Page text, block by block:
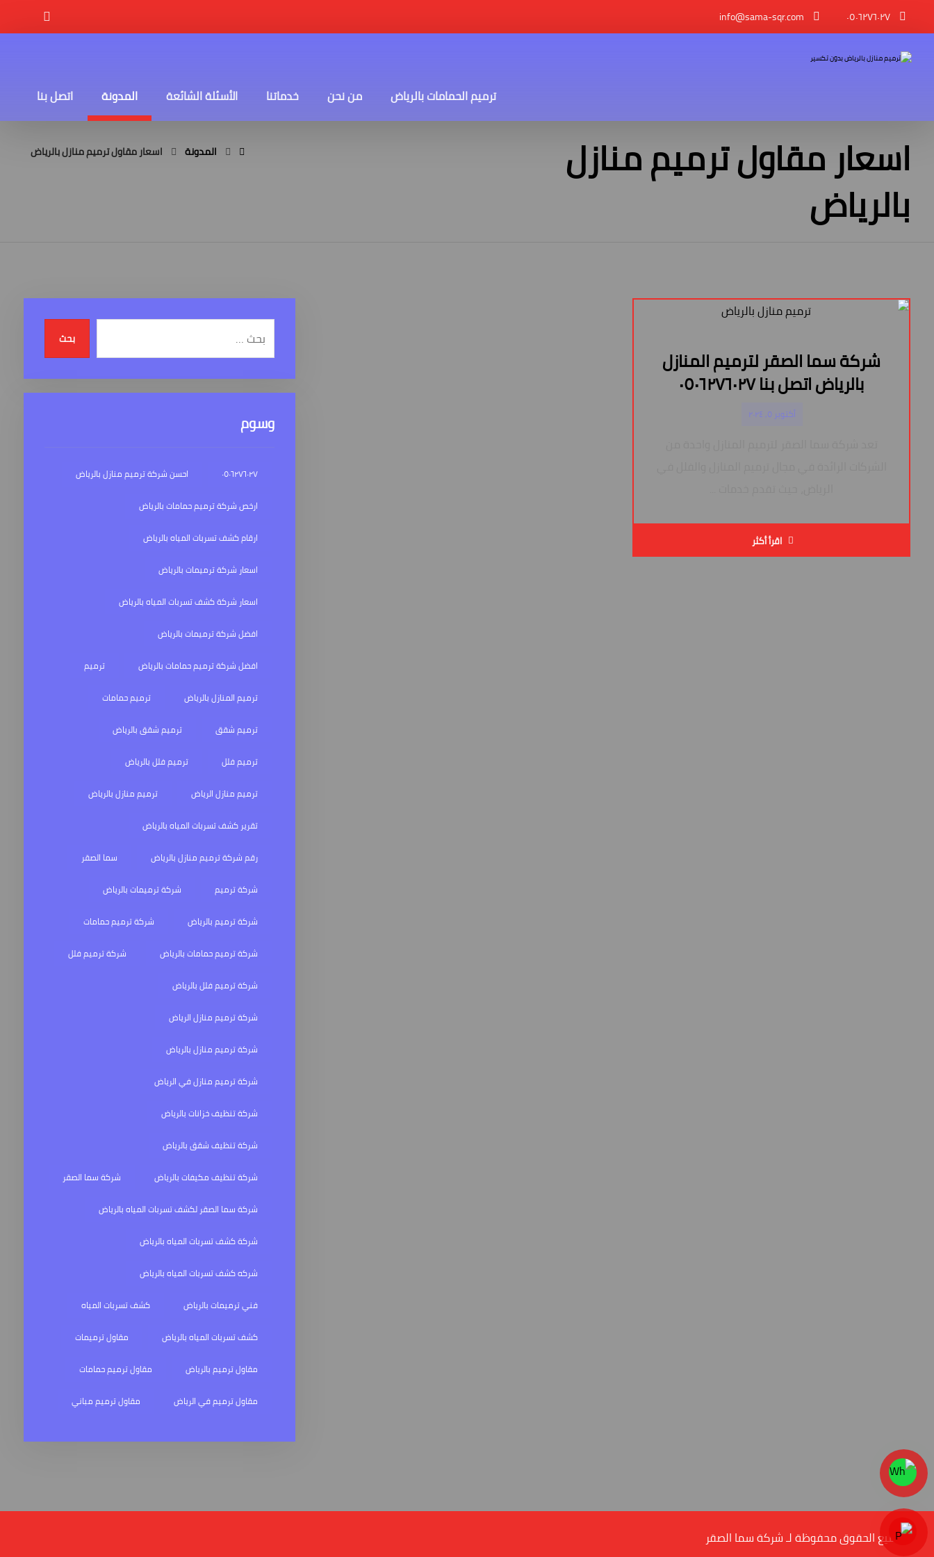
٠٥٠٦٢٧٦٠٢٧ info@sama-sqr.com
ترميم الحمامات بالرياض من نحن خدماتنا الأسئلة الشائعة المدونة اتصل بنا
اسعار مقاول ترميم منازل
بالرياض
المدونة اسعار مقاول ترميم منازل بالرياض
شركة سما الصقر لترميم المنازل
بالرياض اتصل بنا ٠٥٠٦٢٧٦٠٢٧
أكتوبر ٥, ٢٠٢٤
اقرأ أكثر
بحث
وسوم
٠٥٠٦٢٧٦٠٢٧
احسن شركة ترميم منازل بالرياض
ارخص شركة ترميم حمامات بالرياض
ارقام كشف تسربات المياه بالرياض
اسعار شركة ترميمات بالرياض
اسعار شركة كشف تسربات المياه بالرياض
افضل شركة ترميمات بالرياض
افضل شركة ترميم حمامات بالرياض
ترميم
ترميم المنازل بالرياض
ترميم حمامات
ترميم شقق
ترميم شقق بالرياض
ترميم فلل
ترميم فلل بالرياض
ترميم منازل الرياض
ترميم منازل بالرياض
تقرير كشف تسربات المياه بالرياض
رقم شركة ترميم منازل بالرياض
سما الصقر
شركة ترميم
شركة ترميمات بالرياض
شركة ترميم بالرياض
شركة ترميم حمامات
شركة ترميم حمامات بالرياض
شركة ترميم فلل
شركة ترميم فلل بالرياض
شركة ترميم منازل الرياض
شركة ترميم منازل بالرياض
شركة ترميم منازل في الرياض
شركة تنظيف خزانات بالرياض
شركة تنظيف شقق بالرياض
شركة تنظيف مكيفات بالرياض
شركة سما الصقر
شركة سما الصقر لكشف تسربات المياه بالرياض
شركة كشف تسربات المياه بالرياض
شركه كشف تسربات المياه بالرياض
فني ترميمات بالرياض
كشف تسربات المياه
كشف تسربات المياه بالرياض
مقاول ترميمات
مقاول ترميم بالرياض
مقاول ترميم حمامات
مقاول ترميم في الرياض
مقاول ترميم مباني
© جميع الحقوق محفوظة لـ شركة سما الصقر